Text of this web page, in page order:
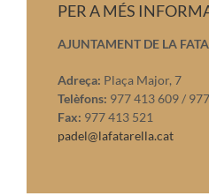
PER A MÉS
AJUNTAMENT DE LA
Adreça: Plaça Major, 7
Telèfons: 977 413 609 /
Fax: 977 413 521
padel@lafatarella.cat